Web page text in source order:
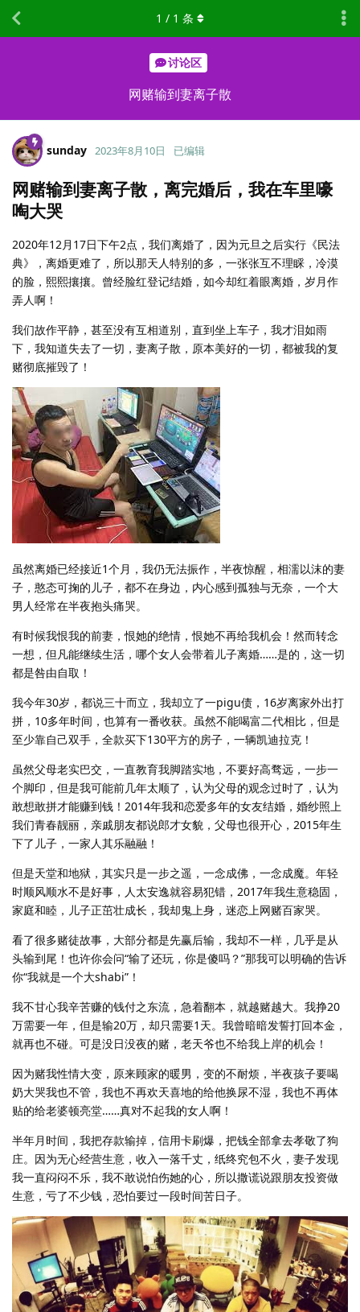
讨论区
网赌输到妻离子散
1 / 1 条
sunday 2023年8月10日 已编辑
网赌输到妻离子散，离完婚后，我在车里嚎
啕大哭
2020年12月17日下午2点，我们离婚了，因为元旦之后实行《民法
典》，离婚更难了，所以那天人特别的多，一张张互不理睬，冷漠
的脸，熙熙攘攘。曾经脸红登记结婚，如今却红着眼离婚，岁月作
弄人啊！
我们故作平静，甚至没有互相道别，直到坐上车子，我才泪如雨
下，我知道失去了一切，妻离子散，原本美好的一切，都被我的复
赌彻底摧毁了！
虽然离婚已经接近1个月，我仍无法振作，半夜惊醒，相濡以沫的妻
子，憨态可掬的儿子，都不在身边，内心感到孤独与无奈，一个大
男人经常在半夜抱头痛哭。
有时候我恨我的前妻，恨她的绝情，恨她不再给我机会！然而转念
一想，但凡能继续生活，哪个女人会带着儿子离婚……是的，这一切
都是咎由自取！
我今年30岁，都说三十而立，我却立了一pigu债，16岁离家外出打
拼，10多年时间，也算有一番收获。虽然不能喝富二代相比，但是
至少靠自己双手，全款买下130平方的房子，一辆凯迪拉克！
虽然父母老实巴交，一直教育我脚踏实地，不要好高骛远，一步一
个脚印，但是我可能前几年太顺了，认为父母的观念过时了，认为
敢想敢拼才能赚到钱！2014年我和恋爱多年的女友结婚，婚纱照上
我们青春靓丽，亲戚朋友都说郎才女貌，父母也很开心，2015年生
下了儿子，一家人其乐融融！
但是天堂和地狱，其实只是一步之遥，一念成佛，一念成魔。年轻
时顺风顺水不是好事，人太安逸就容易犯错，2017年我生意稳固，
家庭和睦，儿子正茁壮成长，我却鬼上身，迷恋上网赌百家哭。
看了很多赌徒故事，大部分都是先赢后输，我却不一样，几乎是从
头输到尾！也许你会问“输了还玩，你是傻吗？”那我可以明确的告诉
你“我就是一个大shabi”！
我不甘心我辛苦赚的钱付之东流，急着翻本，就越赌越大。我挣20
万需要一年，但是输20万，却只需要1天。我曾暗暗发誓打回本金，
就再也不碰。可是没日没夜的赌，老天爷也不给我上岸的机会！
因为赌我性情大变，原来顾家的暖男，变的不耐烦，半夜孩子要喝
奶大哭我也不管，我也不再欢天喜地的给他换尿不湿，我也不再体
贴的给老婆顿亮堂……真对不起我的女人啊！
半年月时间，我把存款输掉，信用卡刷爆，把钱全部拿去孝敬了狗
庄。因为无心经营生意，收入一落千丈，纸终究包不火，妻子发现
我一直闷闷不乐，我不敢说怕伤她的心，所以撒谎说跟朋友投资做
生意，亏了不少钱，恐怕要过一段时间苦日子。